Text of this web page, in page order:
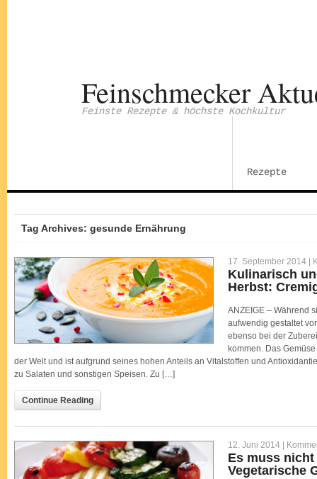
Feinschmecker
Feinste Rezepte & höchste Kochkultur
Rezepte
Tag Archives: gesunde Ernährung
17. September 2014 |
Kulinarisch
Herbst:
ANZEIGE – Während
aufwendig gestaltet
ebenso bei der
kommen. Das
der Welt und ist aufgrund seines hohen Anteils an Vitalstoffen und
zu Salaten und sonstigen Speisen. Zu […]
Continue Reading
12. Juni 2014 |
Es muss
Vegetarische